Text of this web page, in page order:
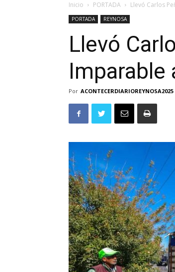
Inicio PORTADA Llevó Carlos
PORTADA REYNOSA
Llevó
Imparable
Por ACONTECERDIARIOREYNOSA2025